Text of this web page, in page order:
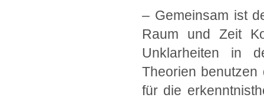
– Gemeinsam ist
Raum und Zeit
Unklarheiten in
Theorien benutzen
für die